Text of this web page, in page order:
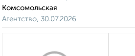
Комсомольская
Агентство, 30.07.2026